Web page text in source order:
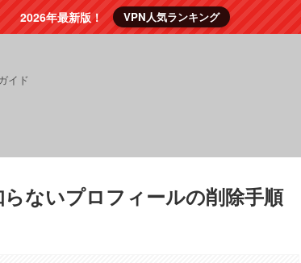
2026年最新版！ VPN人気ランキング
イド
ないプロフィールの削除手順